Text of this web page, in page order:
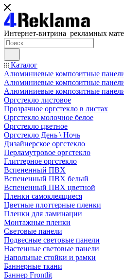
Интернет-витрина рекламных
Каталог
Алюминиевые композитные
Алюминиевые композитные
Алюминиевые композитные
Оргстекло листовое
Прозрачное оргстекло в листах
Оргстекло молочное белое
Оргстекло цветное
Оргстекло День \ Ночь
Дизайнерское оргстекло
Перламутровое оргстекло
Глиттерное оргстекло
Вспененный ПВХ
Вспененный ПВХ белый
Вспененный ПВХ цветной
Пленки самоклеящиеся
Цветные плоттерные пленки
Пленки для ламинации
Монтажные пленки
Световые панели
Подвесные световые панели
Настенные световые панели
Напольные стойки и рамки
Баннерные ткани
Баннер Frontlit